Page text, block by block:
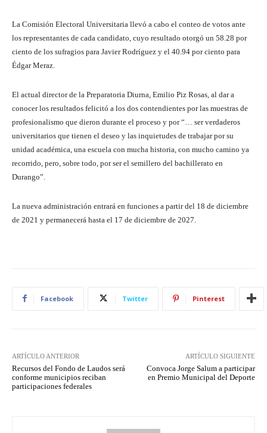
La Comisión Electoral Universitaria llevó a cabo el conteo de votos ante
los representantes de cada candidato, cuyo resultado otorgó un 58.28 por
ciento de los sufragios para Javier Rodríguez y el 40.94 por ciento para
Édgar Meraz.
El actual director de la Preparatoria Diurna, Emilio Piz Rosas, al dar a
conocer los resultados felicitó a los dos contendientes por las muestras de
profesionalismo que dieron durante el proceso y por “… ser verdaderos
universitarios que tienen el deseo y las inquietudes de trabajar por su
unidad académica, una escuela con mucha historia, con mucho camino ya
recorrido, pero, sobre todo, por ser el semillero del bachillerato en
Durango”.
La nueva administración entrará en funciones a partir del 18 de diciembre
de 2021 y permanecerá hasta el 17 de diciembre de 2027.
Facebook Twitter Pinterest
ARTÍCULO ANTERIOR
Recursos del Fondo de Laudos será
conforme municipios reciban
participaciones federales
ARTÍCULO SIGUIENTE
Convoca Jorge Salum a participar
en Premio Municipal del Deporte